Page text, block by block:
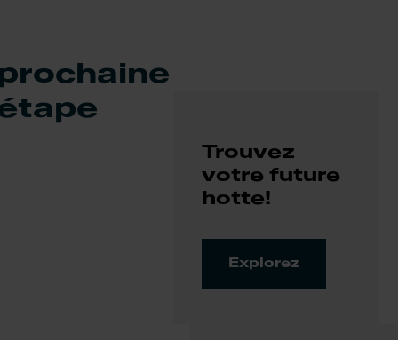
Trouvez
votre future
hotte!
Explorez